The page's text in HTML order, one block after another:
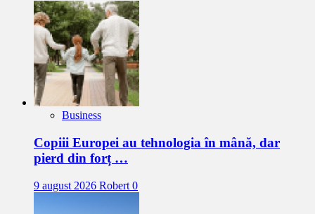
Business
Copiii Europei au tehnologia în mână, dar
pierd din forț …
9 august 2026 Robert 0